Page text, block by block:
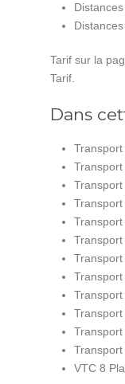
Tarif sur la
Tarif.
Dans
Transport
Transport
VTC 8